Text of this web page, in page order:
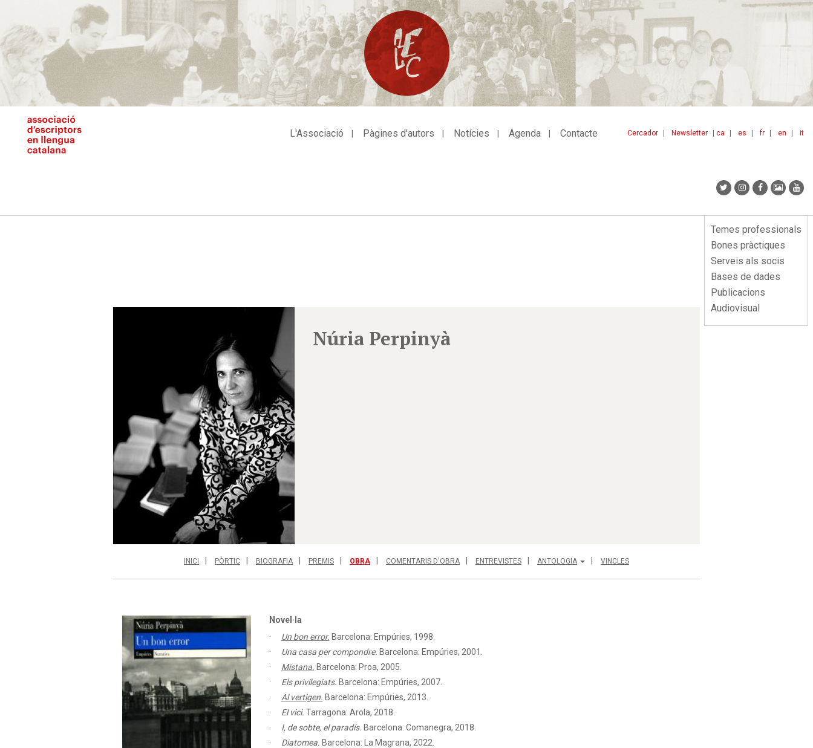
contingut
ca es fr en it
Cercador Newsletter
L'Associació Pàgines d'autors Notícies Agenda Contacte
Menu
lateral
Temes professionals
Bones pràctiques
Serveis als socis
Bases de dades
Publicacions
Audiovisual
Núria Perpinyà
INICI PÒRTIC BIOGRAFIA PREMIS OBRA COMENTARIS D'OBRA ENTREVISTES ANTOLOGIA VINCLES
Novel·la
Un bon error. Barcelona: Empúries, 1998.
Una casa per compondre. Barcelona: Empúries, 2001.
Mistana. Barcelona: Proa, 2005.
Els privilegiats. Barcelona: Empúries, 2007.
Al vertigen. Barcelona: Empúries, 2013.
El vici. Tarragona: Arola, 2018.
I, de sobte, el paradís. Barcelona: Comanegra, 2018.
Diatomea. Barcelona: La Magrana, 2022.